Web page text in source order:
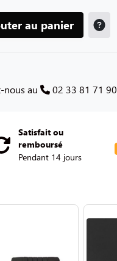
au panier
nous au 02 33 81 71 90
Satisfait ou
remboursé
Pendant 14 jours